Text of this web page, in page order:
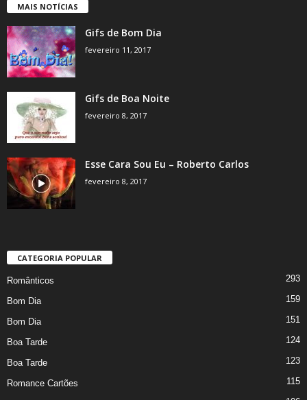
MAIS NOTÍCIAS
Gifs de Bom Dia
fevereiro 11, 2017
Gifs de Boa Noite
fevereiro 8, 2017
Esse Cara Sou Eu – Roberto Carlos
fevereiro 8, 2017
CATEGORIA POPULAR
Românticos 293
Bom Dia 159
Bom Dia 151
Boa Tarde 124
Boa Tarde 123
Romance Cartões 115